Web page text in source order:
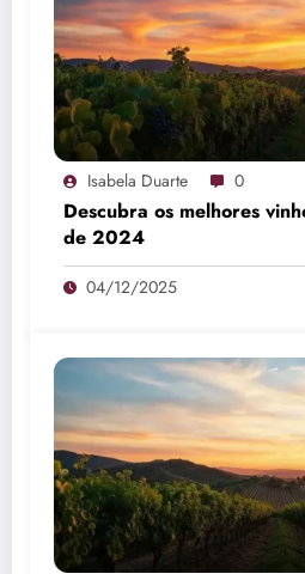
Isabela Duarte 0
Descubra os melhores
de 2024
04/12/2025